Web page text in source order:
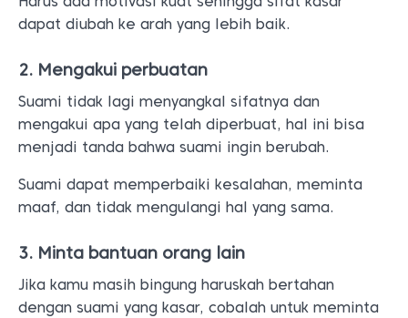
dapat diubah ke arah yang lebih baik.
2. Mengakui perbuatan
Suami tidak lagi menyangkal sifatnya dan
mengakui apa yang telah diperbuat, hal ini bisa
menjadi tanda bahwa suami ingin berubah.
Suami dapat memperbaiki kesalahan, meminta
maaf, dan tidak mengulangi hal yang sama.
3. Minta bantuan orang lain
Jika kamu masih bingung haruskah bertahan
dengan suami yang kasar, cobalah untuk meminta